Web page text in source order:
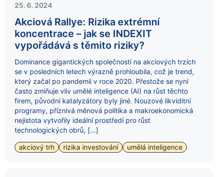
25. 6. 2024
Akciová Rallye: Rizika extrémní
koncentrace – jak se INDEXIT
vypořádává s těmito riziky?
Dominance gigantických společností na akciových trzích
se v posledních letech výrazně prohloubila, což je trend,
který začal po pandemii v roce 2020. Přestože se nyní
často zmiňuje vliv umělé inteligence (AI) na růst těchto
firem, původní katalyzátory byly jiné. Nouzové likviditní
programy, příznivá měnová politika a makroekonomická
nejistota vytvořily ideální prostředí pro růst
technologických obrů, […]
akciový trh rizika investování umělá inteligence